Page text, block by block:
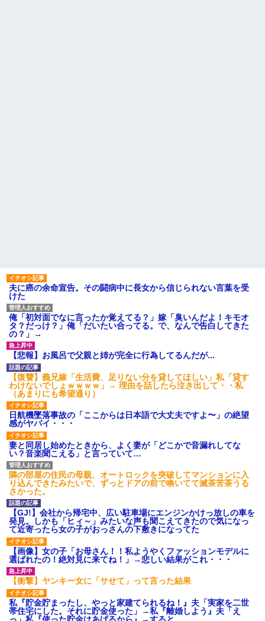
私「初めて飲む味だけどなん
のお茶？」彼「ちっ！」私「」
【GIF】JSのカンチョーワロ
タ
後続車にクラクションを鳴ら
され彼氏が逆切れ。「何クラク
ション鳴らしてんだ！降りてこ
いよ！」と怒鳴りだし...
【衝撃】報酬100万円超の治験
募集がこちらｗｗｗｗｗ(※画像
あり)
【ネット騒然】惨殺されたタ
ワマン頂き女子のこの動画、す
げえええええｗｗｗｗｗｗｗｗ
ｗｗｗ
【愕然】白のクラウン俺氏、
高速道路左車線を制限速度で走
った結果wwwwwwwwwwww
百年の恋12-899 食べた量を
張り合ってくる
【悲報】佐藤輝明・・・２軍
でも盛大にやらかす←あまり悲
しませないでくれ
夫に癌の余命宣告。その闘病中に長女から信じられない言葉を受
けた
俺「初対面でなに言ったか覚えてる？」嫁「臭いんだよ！キモオ
タ？だっけ？」俺「だいたい合ってる。で、なんで告白してきた
の？」→
【悲報】お風呂で父親と姉が完全に行為してるんだが...
【復讐】義兄嫁「生活費、足りない分を貸してほしい」私「貸す
わけないでしょｗｗｗｗ」→ 理由を話したら泣き出して・・私
（あまりにも希望通り）
日航機墜落事故の「ここからは日本語で大丈夫ですよ〜」の絶望
感がヤバイ・・・
妻と同居し始めたときから、よく妻が「どこかで音漏れしてな
い？音楽聞こえる」と言っていて…
隣の部屋の住民の母親、オートロックを突破してマンションに入
り込んできたみたいで、ずっとドアの前で喚いてて滅茶苦茶うる
さかった。
【GJ!】会社から帰宅中、広い駐車場にエンジンかけっ放しの車を
発見。しかも「ヒィ～」みたいな声も聞こえてきたので気になっ
て近寄ったら女の子がおっさんの下敷きになってた
【画像】女の子「お母さん！！私ようやくファッションモデルに
選ばれたの！絶対見に来てね！」→悲しい結果がこれ・・・
【衝撃】ヤンキー女に「サせて」って言った結果
私『貯金貯まったし、やっと家建てられるね！』夫「実家を二世
帯住宅にした。それに貯金使った」→私『離婚しよう』夫「え
っ」私『使った貯金はあげるから』→すると…